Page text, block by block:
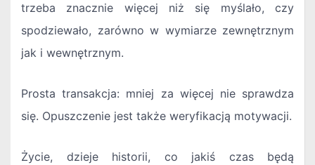
trzeba znacznie więcej niż się myślało, czy
spodziewało, zarówno w wymiarze zewnętrznym
jak i wewnętrznym.
Prosta transakcja: mniej za więcej nie sprawdza
się. Opuszczenie jest także weryfikacją motywacji.
Życie, dzieje historii, co jakiś czas będą